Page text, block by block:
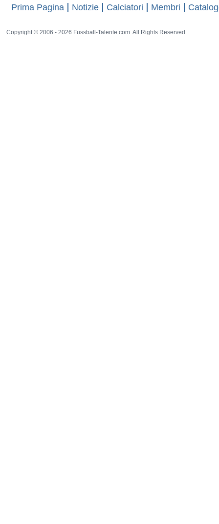
Prima Pagina Notizie Calciatori Membri
Copyright © 2006 - 2026 Fussball-Talente.com. All Rights Reserved.